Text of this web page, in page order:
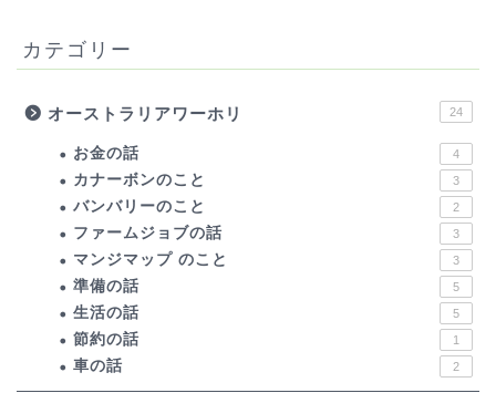
カテゴリー
オーストラリアワーホリ 24
お金の話 4
カナーボンのこと 3
バンバリーのこと 2
ファームジョブの話 3
マンジマップ のこと 3
準備の話 5
生活の話 5
節約の話 1
車の話 2